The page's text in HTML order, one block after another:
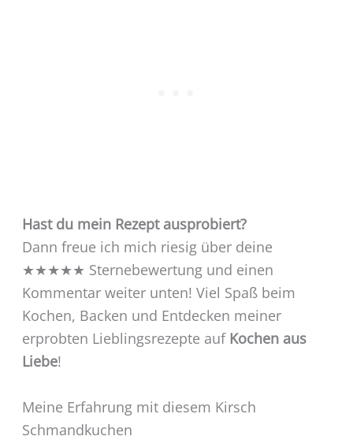
Hast du mein Rezept ausprobiert?
Dann freue ich mich riesig über deine
★★★★★ Sternebewertung und einen
Kommentar weiter unten! Viel Spaß beim
Kochen, Backen und Entdecken meiner
erprobten Lieblingsrezepte auf Kochen aus
Liebe!
Meine Erfahrung mit diesem Kirsch
Schmandkuchen